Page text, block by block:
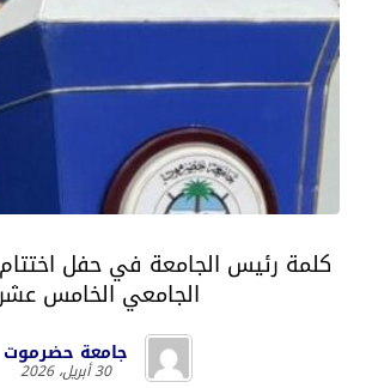
كلمة رئيس الجامعة في حفل
الجامعي الخامس
جامعة حضرموت
30 أبريل، 2026